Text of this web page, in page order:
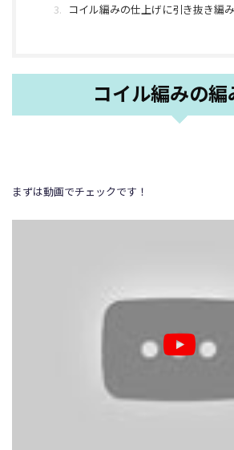
コイル編みの仕上げに引き抜き編み
コイル編みの編
まずは動画でチェックです！